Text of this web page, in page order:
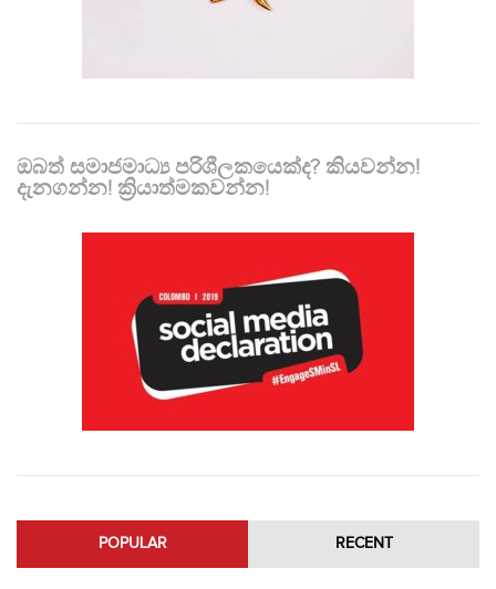
ඔබත් සමාජමාධ්‍ය පරිශීලකයෙක්ද? කියවන්න!
දැනගන්න! ක්‍රියාත්මකවන්න!
POPULAR RECENT